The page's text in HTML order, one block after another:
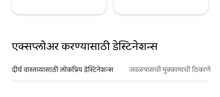
एक्सप्लोअर करण्यासाठी डेस्टिनेशन्स
दीर्घ वास्तव्यासाठी लोकप्रिय डेस्टिनेशन्स जवळपासची मुक्कामाची ठिकाणे